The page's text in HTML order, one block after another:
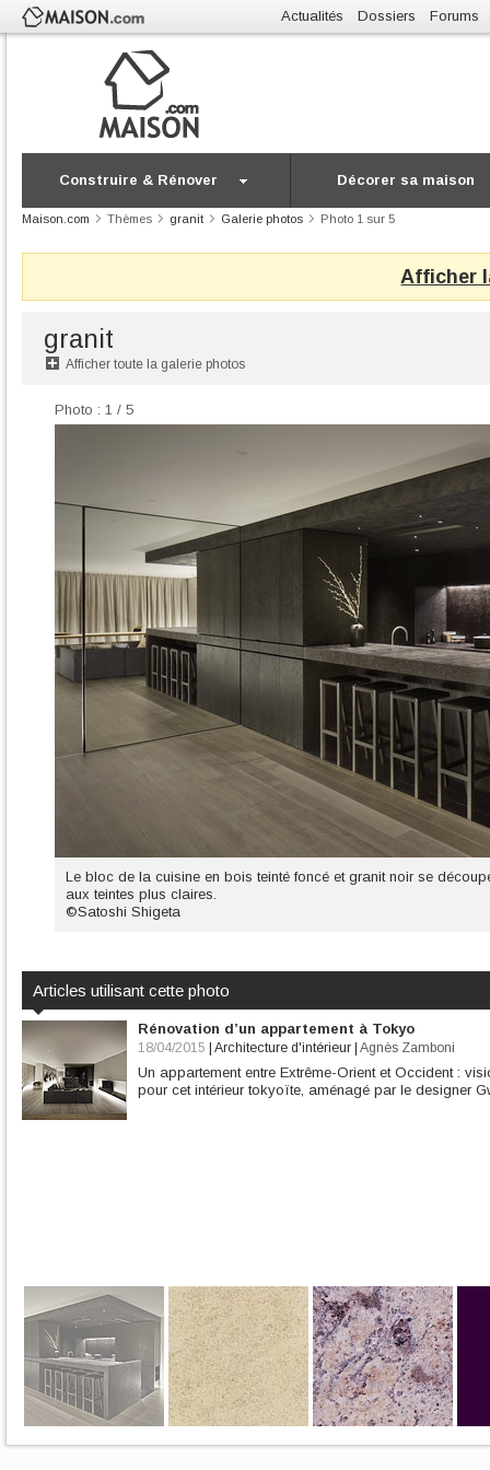
Actualités Dossiers Forums
Construire & Rénover Décorer sa maison
Maison.com Thèmes granit Galerie photos Photo 1 sur 5
Afficher
granit
Afficher toute la galerie photos
Photo : 1 / 5
Le bloc de la cuisine en bois teinté foncé et granit noir se
aux teintes plus claires.
©Satoshi Shigeta
Articles utilisant cette photo
Rénovation d’un appartement à Tokyo
18/04/2015 Architecture d'intérieur Agnès Zamboni
Un appartement entre Extrême-Orient et Occident :
pour cet intérieur tokyoïte, aménagé par le designer